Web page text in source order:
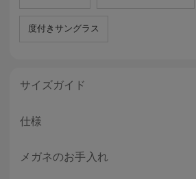
度付きサングラス
サイズガイド
仕様
メガネのお手入れ